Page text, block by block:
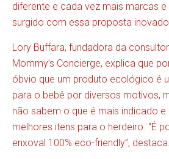
diferente e cada vez mais marcas
surgido com essa proposta
Lory Buffara, fundadora da
Mommy’s Concierge, explica que
óbvio que um produto ecológico é
para o bebê por diversos motivos,
não sabem o que é mais indicado e
melhores itens para o herdeiro. “É
enxoval 100% eco-friendly”, destaca.